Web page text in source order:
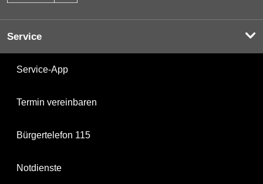
Service
Service-App
Termin vereinbaren
Bürgertelefon 115
Notdienste